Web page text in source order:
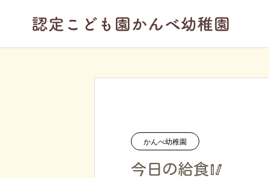
ブログ かんべ幼稚園
かんべ幼稚園
今日の給食🥢